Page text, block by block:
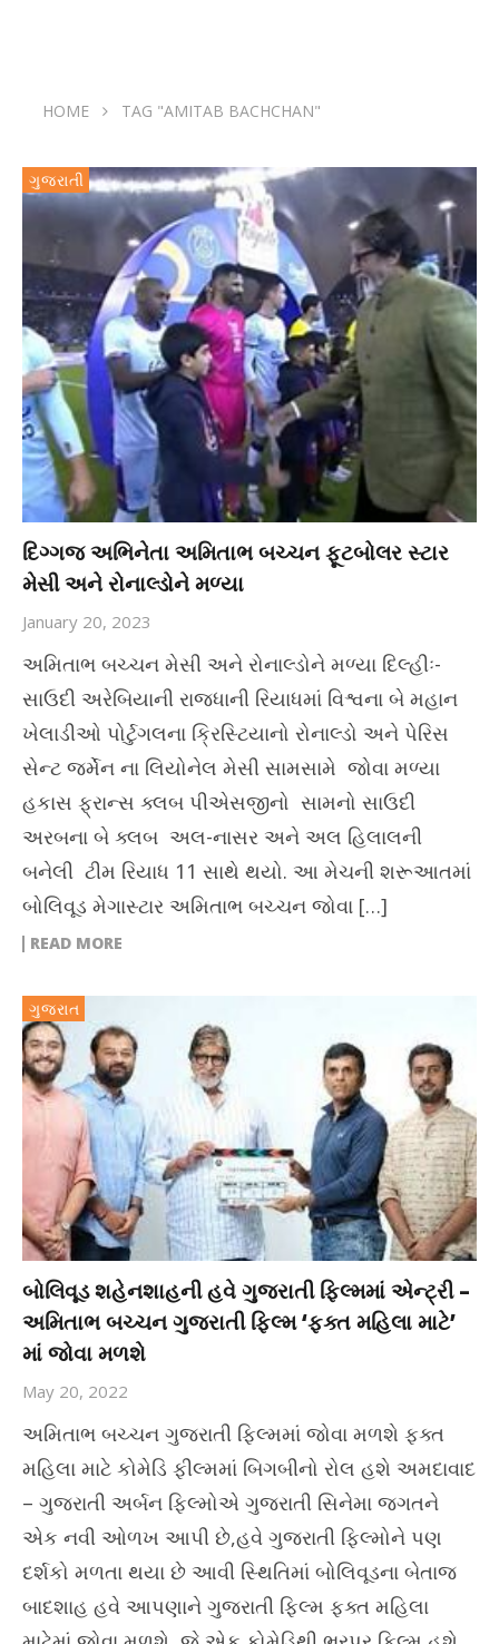
HOME TAG "AMITAB BACHCHAN"
ગુજરાતી
દિગ્ગજ અભિનેતા અમિતાભ બચ્ચન ફૂટબોલર સ્ટાર
મેસી અને રોનાલ્ડોને મળ્યા
January 20, 2023
અમિતાભ બચ્ચન મેસી અને રોનાલ્ડોને મળ્યા દિલ્હીઃ-
સાઉદી અરેબિયાની રાજધાની રિયાધમાં વિશ્વના બે મહાન
ખેલાડીઓ પોર્ટુગલના ક્રિસ્ટિયાનો રોનાલ્ડો અને પેરિસ
સેન્ટ જર્મેન ના લિયોનેલ મેસી સામસામે જોવા મળ્યા
હકાસ ફ્રાન્સ ક્લબ પીએસજીનો સામનો સાઉદી
અરબના બે ક્લબ અલ-નાસર અને અલ હિલાલની
બનેલી ટીમ રિયાધ 11 સાથે થયો. આ મેચની શરૂઆતમાં
બોલિવૂડ મેગાસ્ટાર અમિતાભ બચ્ચન જોવા […]
READ MORE
ગુજરાત
બોલિવૂડ શહેનશાહની હવે ગુજરાતી ફિલ્મમાં એન્ટ્રી –
અમિતાભ બચ્ચન ગુજરાતી ફિલ્મ ‘ફક્ત મહિલા માટે’
માં જોવા મળશે
May 20, 2022
અમિતાભ બચ્ચન ગુજરાતી ફિલ્મમાં જોવા મળશે ફક્ત
મહિલા માટે કોમેડિ ફીલ્મમાં બિગબીનો રોલ હશે અમદાવાદ
– ગુજરાતી અર્બન ફિલ્મોએ ગુજરાતી સિનેમા જગતને
એક નવી ઓળખ આપી છે,હવે ગુજરાતી ફિલ્મોને પણ
દર્શકો મળતા થયા છે આવી સ્થિતિમાં બોલિવૂડના બેતાજ
બાદશાહ હવે આપણાને ગુજરાતી ફિલ્મ ફક્ત મહિલા